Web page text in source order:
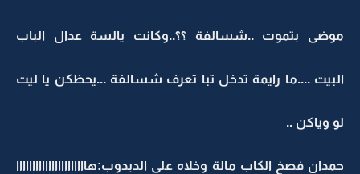
موضى بتموت ..شسالفة ؟؟..وكانت يالسة عدال الباب
البيت ....ما رايمة تدخل تبا تعرف شسالفة ...يحظكن يا ليت
لو وياكن ..
حمدان فصخ الكاب مالة وخلاه على الدبدوب:هاااااااااااااااااااااا